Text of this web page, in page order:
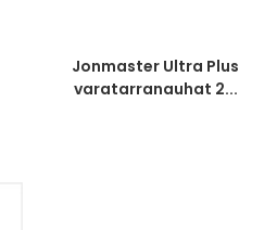
Jonmaster Ultra Plus
varatarranauhat 2...